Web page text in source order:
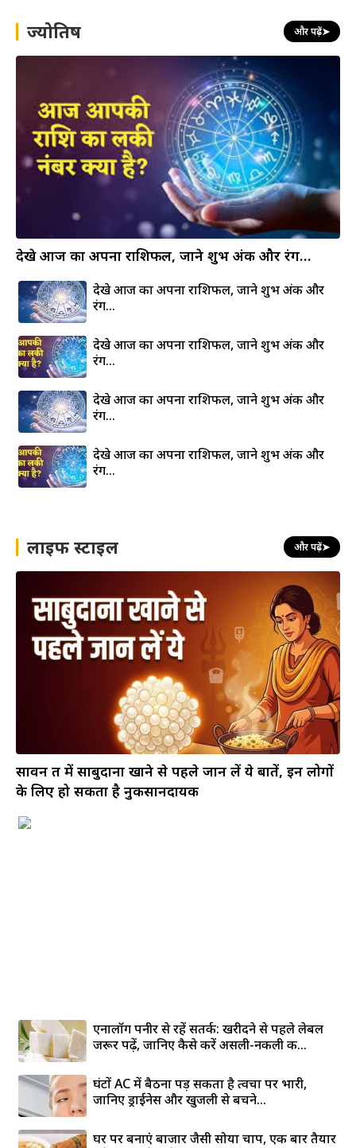
h ज्योतिष और पढ़ें➤
देखे आज का अपना राशिफल, जाने शुभ अंक और रंग…
देखे आज का अपना राशिफल, जाने शुभ अंक और
रंग…
देखे आज का अपना राशिफल, जाने शुभ अंक और
रंग…
देखे आज का अपना राशिफल, जाने शुभ अंक और
रंग…
देखे आज का अपना राशिफल, जाने शुभ अंक और
रंग…
लाइफ स्टाइल और पढ़ें➤
सावन व्रत में साबुदाना खाने से पहले जान लें ये बातें, इन लोगों
के लिए हो सकता है नुकसानदायक
एनालॉग पनीर से रहें सतर्क: खरीदने से पहले लेबल
जरूर पढ़ें, जानिए कैसे करें असली-नकली की...
घंटों AC में बैठना पड़ सकता है त्वचा पर भारी,
जानिए ड्राईनेस और खुजली से बचने...
घर पर बनाएं बाजार जैसी सोया चाप, एक बार तैयार